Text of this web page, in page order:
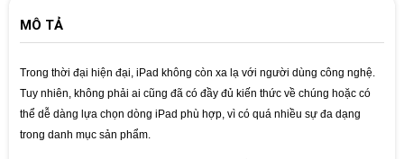
MÔ TẢ
Trong thời đại hiện đại, iPad không còn xa lạ với người dùng công nghệ.
Tuy nhiên, không phải ai cũng đã có đầy đủ kiến ​​thức về chúng hoặc có
thể dễ dàng lựa chọn dòng iPad phù hợp, vì có quá nhiều sự đa dạng
trong danh mục sản phẩm.